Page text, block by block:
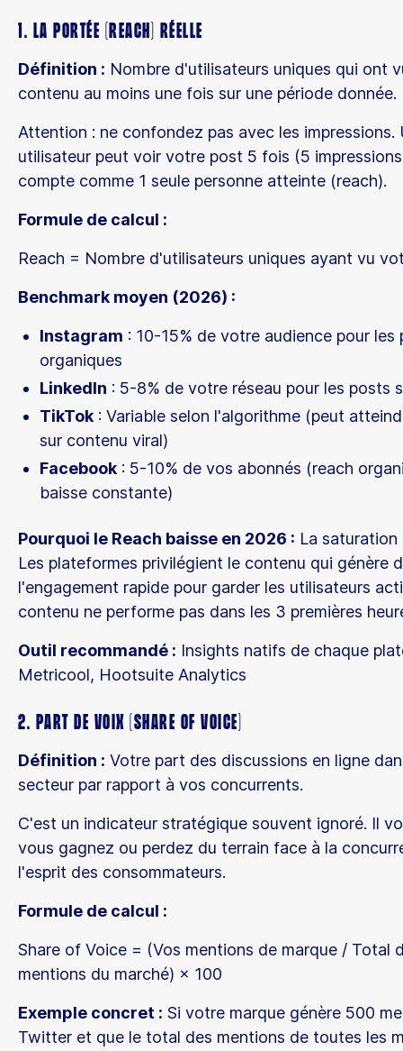
1. La Portée (Reach) réelle
Définition : Nombre d'utilisateurs uniques qui ont
contenu au moins une fois sur une période donnée.
Attention : ne confondez pas avec les impressions.
utilisateur peut voir votre post 5 fois (5
compte comme 1 seule personne atteinte (reach).
Formule de calcul :
Reach = Nombre d'utilisateurs uniques ayant vu
Benchmark moyen (2026) :
Instagram : 10-15% de votre audience pour les
organiques
LinkedIn : 5-8% de votre réseau pour les posts
TikTok: Variable selon l'algorithme (peut
sur contenu viral)
Facebook: 5-10% de vos abonnés (reach
baisse constante)
Pourquoi le Reach baisse en 2026 : La
Les plateformes privilégient le contenu qui génère
l'engagement rapide pour garder les utilisateurs
contenu ne performe pas dans les 3 premières
Outil recommandé : Insights natifs de chaque
Metricool, Hootsuite Analytics
2. Part de Voix (Share of Voice)
Définition : Votre part des discussions en ligne
secteur par rapport à vos concurrents.
C'est un indicateur stratégique souvent ignoré. Il
vous gagnez ou perdez du terrain face à la
l'esprit des consommateurs.
Formule de calcul :
Share of Voice = (Vos mentions de marque / Total
mentions du marché) × 100
Exemple concret : Si votre marque génère 500
Twitter et que le total des mentions de toutes les